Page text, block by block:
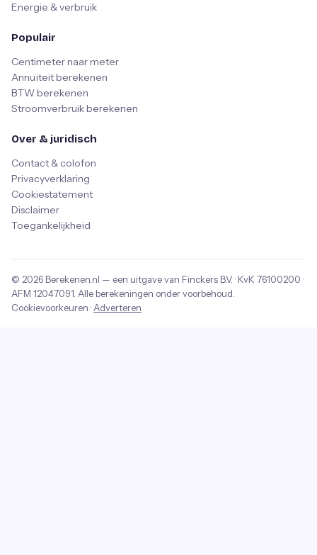
Energie & verbruik
Populair
Centimeter naar meter
Annuïteit berekenen
BTW berekenen
Stroomverbruik berekenen
Over & juridisch
Contact & colofon
Privacyverklaring
Cookiestatement
Disclaimer
Toegankelijkheid
© 2026 Berekenen.nl — een uitgave van Finckers B.V. · KvK 76100200 ·
AFM 12047091 . Alle berekeningen onder voorbehoud.
Cookievoorkeuren · Adverteren